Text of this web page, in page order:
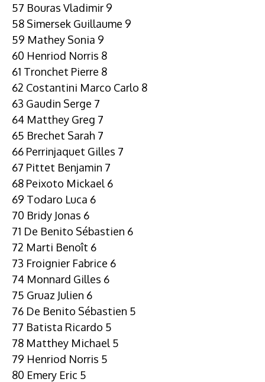
57 Bouras Vladimir 9
58 Simersek Guillaume 9
59 Mathey Sonia 9
60 Henriod Norris 8
61 Tronchet Pierre 8
62 Costantini Marco Carlo 8
63 Gaudin Serge 7
64 Matthey Greg 7
65 Brechet Sarah 7
66 Perrinjaquet Gilles 7
67 Pittet Benjamin 7
68 Peixoto Mickael 6
69 Todaro Luca 6
70 Bridy Jonas 6
71 De Benito Sébastien 6
72 Marti Benoît 6
73 Froignier Fabrice 6
74 Monnard Gilles 6
75 Gruaz Julien 6
76 De Benito Sébastien 5
77 Batista Ricardo 5
78 Matthey Michael 5
79 Henriod Norris 5
80 Emery Eric 5